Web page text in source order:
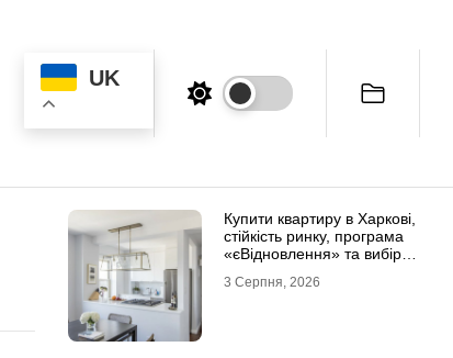
UK
Купити квартиру в Харкові,
стійкість ринку, програма
«єВідновлення» та вибір
3 Серпня, 2026